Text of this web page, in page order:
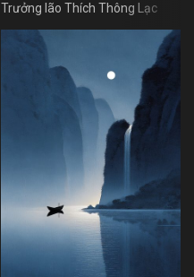
Trưởng lão Thích Thông Lạc